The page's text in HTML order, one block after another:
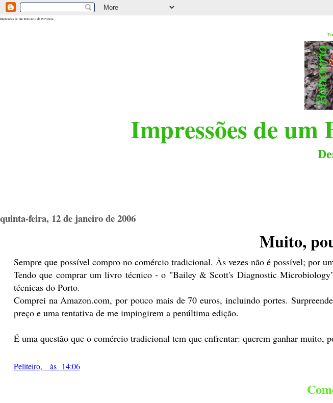
<$BlogRSDUrl$>
Impressões de um Boticário de Província
Impressões de
quinta-feira, 12 de janeiro de 2006
Muito,
Sempre que possível compro no comércio tradicional. Às vezes não é possível; por
Tendo que comprar um livro técnico - o "Bailey & Scott's Diagnostic
técnicas do Porto.
Comprei na Amazon.com, por pouco mais de 70 euros, incluindo portes.
preço e uma tentativa de me impingirem a penúltima edição.
É uma questão que o comércio tradicional tem que enfrentar: querem ganhar muito,
Peliteiro, às 14:06